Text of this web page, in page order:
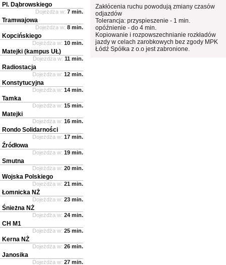
Zakłócenia ruchu powodują zmiany czasów
odjazdów
Tolerancja: przyspieszenie - 1 min.
opóźnienie - do 4 min.
Kopiowanie i rozpowszechnianie rozkładów
jazdy w celach zarobkowych bez zgody MPK
Łódź Spółka z o.o jest zabronione.
Pl. Dąbrowskiego
Dojeżdża w: 7 min.
Tramwajowa
Dojeżdża w: 8 min.
Kopcińskiego
Dojeżdża w: 10 min.
Matejki (kampus UŁ)
Dojeżdża w: 11 min.
Radiostacja
Dojeżdża w: 12 min.
Konstytucyjna
Dojeżdża w: 14 min.
Tamka
Dojeżdża w: 15 min.
Matejki
Dojeżdża w: 16 min.
Rondo Solidarności
Dojeżdża w: 17 min.
Źródłowa
Dojeżdża w: 19 min.
Smutna
Dojeżdża w: 20 min.
Wojska Polskiego
Dojeżdża w: 21 min.
Łomnicka NŻ
Dojeżdża w: 23 min.
Śnieżna NŻ
Dojeżdża w: 24 min.
CH M1
Dojeżdża w: 25 min.
Kerna NŻ
Dojeżdża w: 26 min.
Janosika
Dojeżdża w: 27 min.